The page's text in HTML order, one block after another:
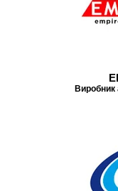
Виробник